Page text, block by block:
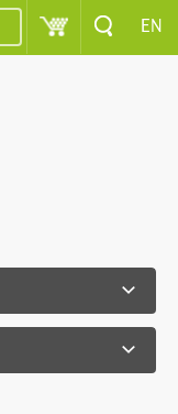
EN